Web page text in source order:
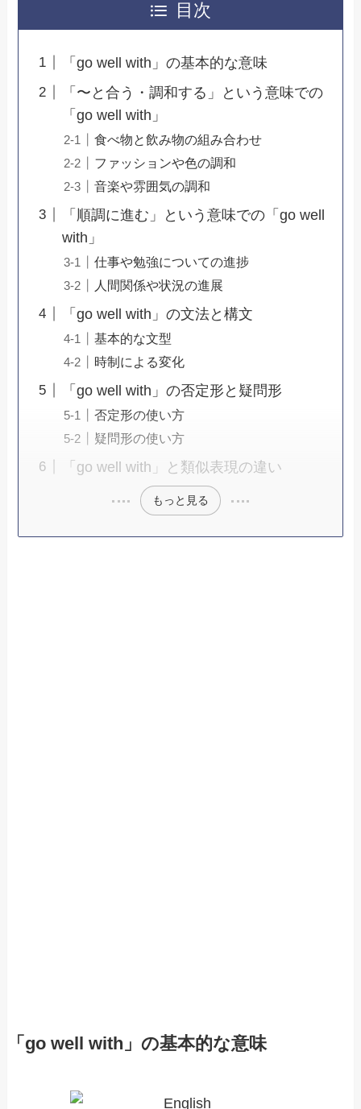
目次
「go well with」の基本的な意味
「〜と合う・調和する」という意味での
「go well with」
食べ物と飲み物の組み合わせ
ファッションや色の調和
音楽や雰囲気の調和
「順調に進む」という意味での「go well
with」
仕事や勉強についての進捗
人間関係や状況の進展
「go well with」の文法と構文
基本的な文型
時制による変化
「go well with」の否定形と疑問形
否定形の使い方
疑問形の使い方
「go well with」と類似表現の違い
もっと見る
「go well with」の基本的な意味